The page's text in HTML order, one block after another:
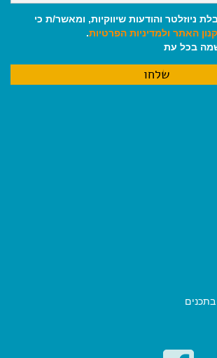
ניוזלטר והודעות שיווקיות, ומאשר/ת כי
האתר ולמדיניות הפרטיות.
בכל עת
בתכנים